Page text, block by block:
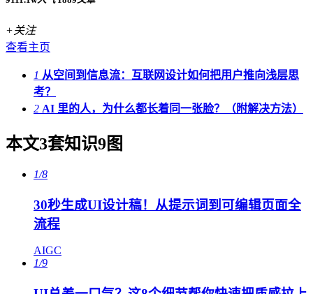
+关注
查看主页
1 从空间到信息流：互联网设计如何把用户推向浅层思
考？
2 AI 里的人，为什么都长着同一张脸？（附解决方法）
本文3套知识9图
1/8
30秒生成UI设计稿！从提示词到可编辑页面全
流程
AIGC
1/9